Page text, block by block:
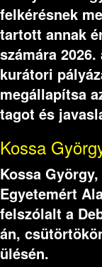
felkérésnek
tartott annak
számára
kurátori
megállapítsa
tagot és
Kossa
Kossa
Egyetemért
felszólalt a
án,
ülésén.